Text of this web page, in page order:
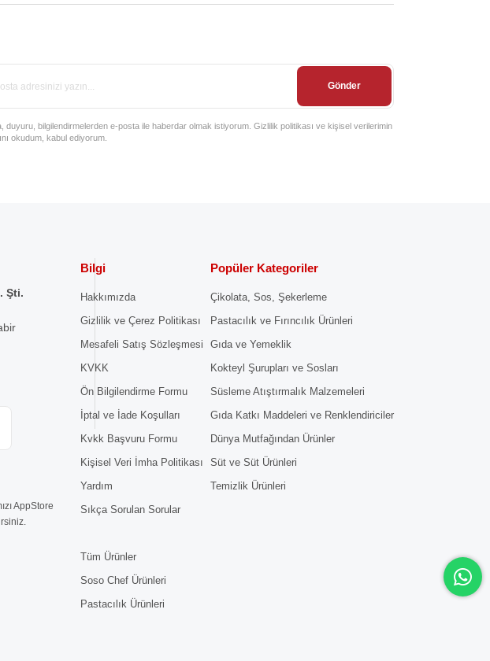
Gönder
duyuru, bilgilendirmelerden e-posta ile haberdar olmak istiyorum. Gizlilik politikası ve kişisel verilerimin
okudum, kabul ediyorum.
Şti.
AppStore
Bilgi
Hakkımızda
Gizlilik ve Çerez Politikası
Mesafeli Satış Sözleşmesi
KVKK
Ön Bilgilendirme Formu
İptal ve İade Koşulları
Kvkk Başvuru Formu
Kişisel Veri İmha Politikası
Yardım
Sıkça Sorulan Sorular
Tüm Ürünler
Soso Chef Ürünleri
Pastacılık Ürünleri
Popüler Kategoriler
Çikolata, Sos, Şekerleme
Pastacılık ve Fırıncılık Ürünleri
Gıda ve Yemeklik
Kokteyl Şurupları ve Sosları
Süsleme Atıştırmalık Malzemeleri
Gıda Katkı Maddeleri ve Renklendiriciler
Dünya Mutfağından Ürünler
Süt ve Süt Ürünleri
Temizlik Ürünleri